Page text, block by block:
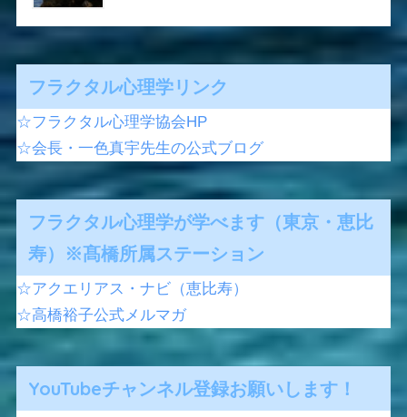
フラクタル心理学リンク
☆フラクタル心理学協会HP
☆会長・一色真宇先生の公式ブログ
フラクタル心理学が学べます（東京・恵比
寿）※髙橋所属ステーション
☆アクエリアス・ナビ（恵比寿）
☆高橋裕子公式メルマガ
YouTubeチャンネル登録お願いします！